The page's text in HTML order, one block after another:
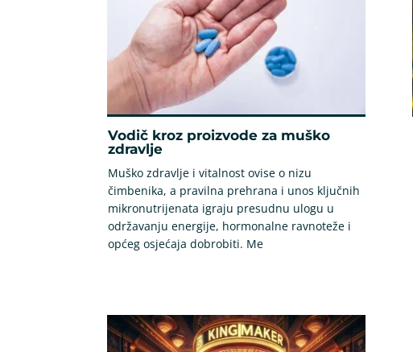
Vodič kroz proizvode za muško
zdravlje
Muško zdravlje i vitalnost ovise o nizu
čimbenika, a pravilna prehrana i unos ključnih
mikronutrijenata igraju presudnu ulogu u
održavanju energije, hormonalne ravnoteže i
općeg osjećaja dobrobiti. Me